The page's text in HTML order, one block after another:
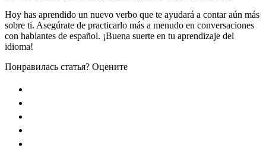
Hoy has aprendido un nuevo verbo que te ayudará a contar aún más
sobre ti. Asegúrate de practicarlo más a menudo en conversaciones
con hablantes de español. ¡Buena suerte en tu aprendizaje del
idioma!
Понравилась статья? Оцените